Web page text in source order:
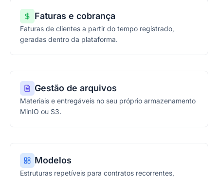
Faturas e cobrança
Faturas de clientes a partir do tempo registrado,
geradas dentro da plataforma.
Gestão de arquivos
Materiais e entregáveis no seu próprio armazenamento
MinIO ou S3.
Modelos
Estruturas repetíveis para contratos recorrentes,